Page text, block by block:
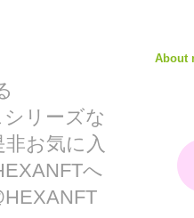
リーズな
お気に入
へ
About